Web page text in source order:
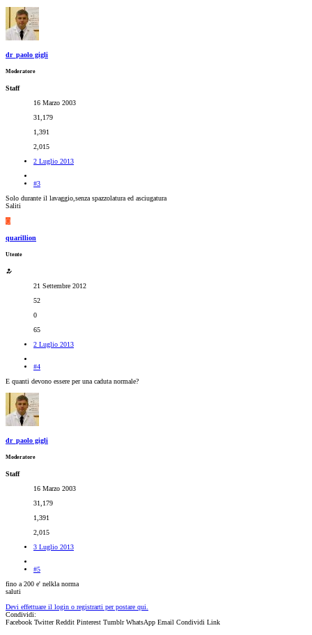
dr_paolo gigli
Moderatore
Staff
16 Marzo 2003
31,179
1,391
2,015
2 Luglio 2013
#3
Solo durante il lavaggio,senza spazzolatura ed asciugatura
Saliti
Q
quarillion
Utente
21 Settembre 2012
52
0
65
2 Luglio 2013
#4
E quanti devono essere per una caduta normale?
dr_paolo gigli
Moderatore
Staff
16 Marzo 2003
31,179
1,391
2,015
3 Luglio 2013
#5
fino a 200 e' nelkla norma
saluti
Devi effettuare il login o registrarti per postare qui.
Condividi:
Facebook Twitter Reddit Pinterest Tumblr WhatsApp Email Condividi Link